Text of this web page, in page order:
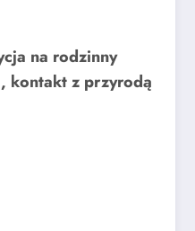
na rodzinny
kontakt z przyrodą